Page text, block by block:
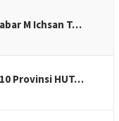
M Ichsan T…
Provinsi HUT…